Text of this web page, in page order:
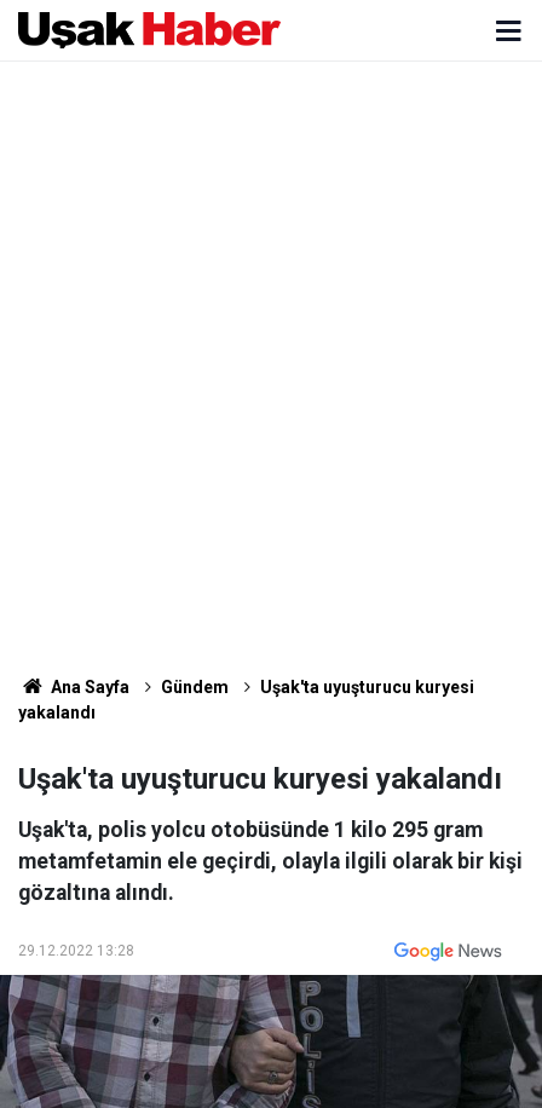
Ana Sayfa Gündem
Uşak'ta uyuşturucu kuryesi
yakalandı
Uşak'ta uyuşturucu kuryesi yakalandı
Uşak'ta, polis yolcu otobüsünde 1 kilo 295 gram
metamfetamin ele geçirdi, olayla ilgili olarak bir kişi
gözaltına alındı.
29.12.2022 13:28